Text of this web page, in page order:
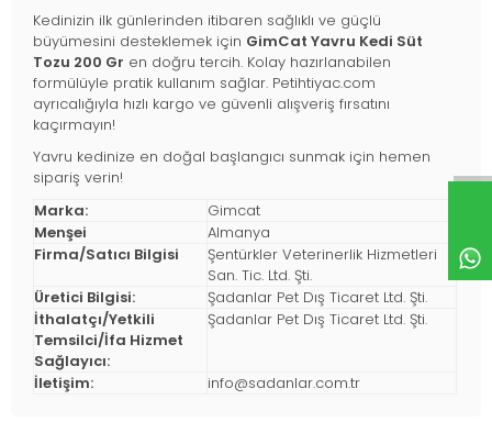
Kedinizin ilk günlerinden itibaren sağlıklı ve güçlü
büyümesini desteklemek için GimCat Yavru Kedi Süt
Tozu 200 Gr en doğru tercih. Kolay hazırlanabilen
formülüyle pratik kullanım sağlar. Petihtiyac.com
ayrıcalığıyla hızlı kargo ve güvenli alışveriş fırsatını
kaçırmayın!
Yavru kedinize en doğal başlangıcı sunmak için hemen
sipariş verin!
Marka:
Gimcat
Menşei
Almanya
Firma/Satıcı Bilgisi
Şentürkler Veterinerlik Hizmetleri
San. Tic. Ltd. Şti.
Üretici Bilgisi:
Şadanlar Pet Dış Ticaret Ltd. Şti.
İthalatçı/Yetkili
Temsilci/İfa Hizmet
Sağlayıcı:
Şadanlar Pet Dış Ticaret Ltd. Şti.
İletişim: info@sadanlar.com.tr